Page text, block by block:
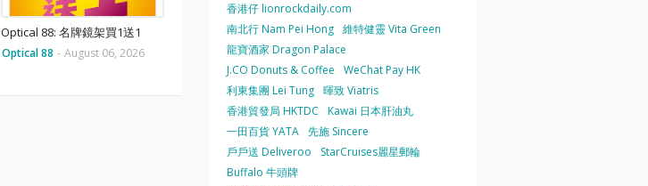
Optical 88: 名牌鏡架買1送1
Optical 88 - August 06, 2026
香港仔 lionrockdaily.com
南北行 Nam Pei Hong 維特健靈 Vita Green
龍寶酒家 Dragon Palace
J.CO Donuts & Coffee
WeChat Pay HK
利東集團 Lei Tung 暉致 Viatris
香港貿發局 HKTDC
Kawai 日本肝油丸
一田百貨 YATA 先施 Sincere
戶戶送 Deliveroo
StarCruises麗星郵輪
Buffalo 牛頭牌